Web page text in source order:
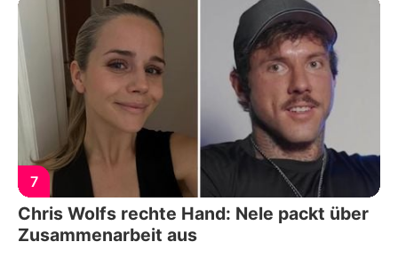
7
Chris Wolfs rechte Hand: Nele packt über
Zusammenarbeit aus